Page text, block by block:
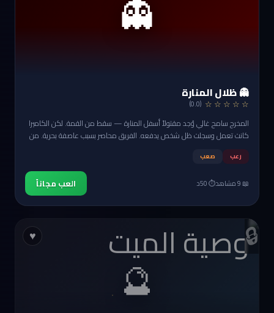
👻
👻 ظلال المنارة
☆ ☆ ☆ ☆ ☆
(0.0)
المخرج سامح غالي وُجد مقتولاً أسفل المنارة — سقط من القمة. لكن الكاميرا
كانت تعمل وسجلت ظل شخص يدفعه. الفريق محاصر بسبب عاصفة بحرية. من
دفعه؟
رعب صعب
📖 9 مشاهد ⏱️ 50د العب مجاناً
🔒
♥
🔮